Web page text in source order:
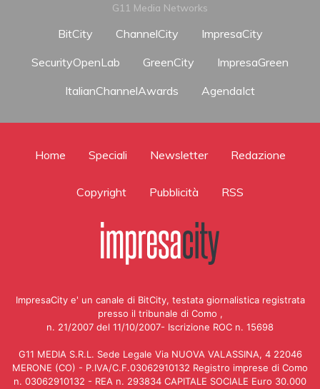
G11 Media Networks
BitCity ChannelCity
ImpresaCity
SecurityOpenLab
GreenCity
ImpresaGreen
ItalianChannelAwards
AgendaIct
Home Speciali Newsletter Redazione
Copyright Pubblicità RSS
ImpresaCity e' un canale di BitCity, testata giornalistica registrata
presso il tribunale di Como ,
n. 21/2007 del 11/10/2007- Iscrizione ROC n. 15698
G11 MEDIA S.R.L. Sede Legale Via NUOVA VALASSINA, 4 22046
MERONE (CO) - P.IVA/C.F.03062910132 Registro imprese di Como
n. 03062910132 - REA n. 293834 CAPITALE SOCIALE Euro 30.000